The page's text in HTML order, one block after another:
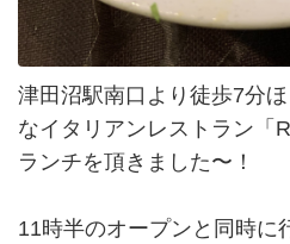
津田沼駅南口より徒歩7分
なイタリアンレストラン「
ランチを頂きました〜！
11時半のオープンと同時に